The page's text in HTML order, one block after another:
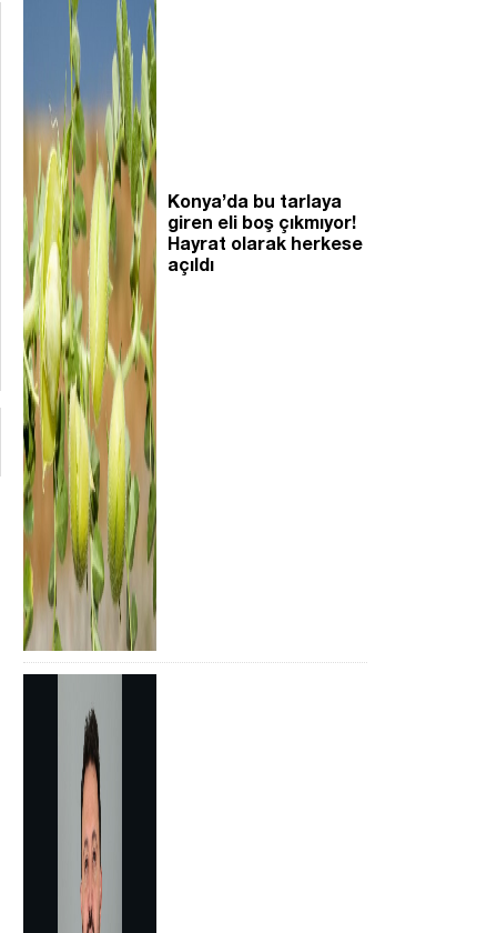
Konya’da bu tarlaya
giren eli boş çıkmıyor!
Hayrat olarak herkese
açıldı